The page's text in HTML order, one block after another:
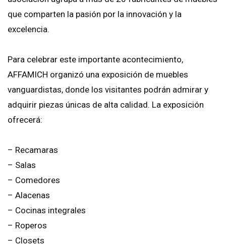
que comparten la pasión por la innovación y la
excelencia.
Para celebrar este importante acontecimiento,
AFFAMICH organizó una exposición de muebles
vanguardistas, donde los visitantes podrán admirar y
adquirir piezas únicas de alta calidad. La exposición
ofrecerá:
– Recamaras
– Salas
– Comedores
– Alacenas
– Cocinas integrales
– Roperos
– Closets